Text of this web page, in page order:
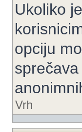
Ukoliko
opciju
Vrh